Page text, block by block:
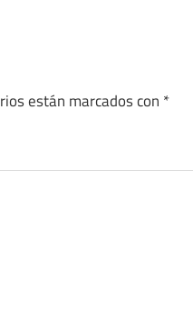
están marcados con *